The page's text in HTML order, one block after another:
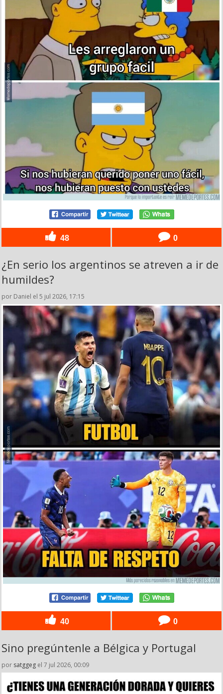
48 0
¿En serio los argentinos se atreven a ir de
humildes?
por Daniel el 5 jul 2026, 17:15
40 0
Sino pregúntenle a Bélgica y Portugal
por satggeg el 7 jul 2026, 00:09